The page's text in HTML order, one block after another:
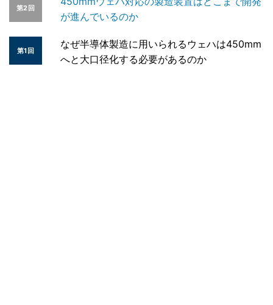
第2回
が進んでいるのか
第1回
なぜ半導体製造に用いられるウェハは450mm
へと大口径化する必要があるのか